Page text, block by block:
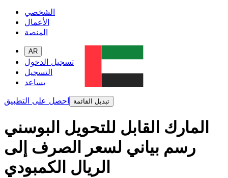
الشخصي
الأعمال
المنصة
AR
تسجيل الدخول
التسجيل
يساعد
احصل على التطبيق
تبديل القائمة
المارك القابل للتحويل البوسني
رسم بياني لسعر الصرف إلى
الريال الكمبودي